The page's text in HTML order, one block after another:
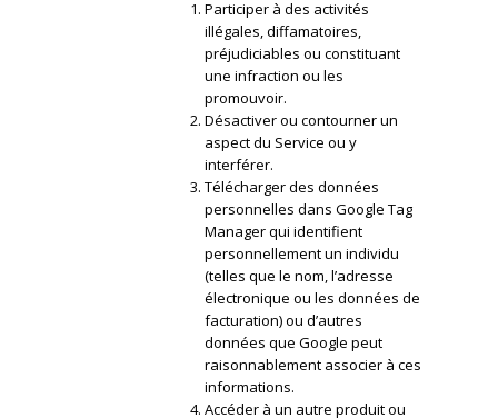
Participer à des activités
illégales, diffamatoires,
préjudiciables ou constituant
une infraction ou les
promouvoir.
Désactiver ou contourner un
aspect du Service ou y
interférer.
Télécharger des données
personnelles dans Google Tag
Manager qui identifient
personnellement un individu
(telles que le nom, l’adresse
électronique ou les données de
facturation) ou d’autres
données que Google peut
raisonnablement associer à ces
informations.
Accéder à un autre produit ou